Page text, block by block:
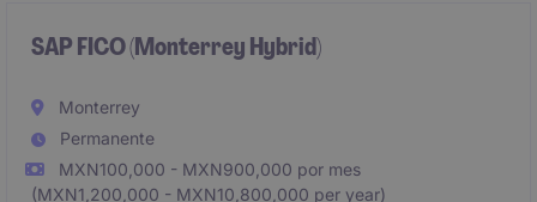
SAP FICO (Monterrey Hybrid)
Monterrey
Permanente
MXN100,000 - MXN900,000 por mes
(MXN1,200,000 - MXN10,800,000 per year)